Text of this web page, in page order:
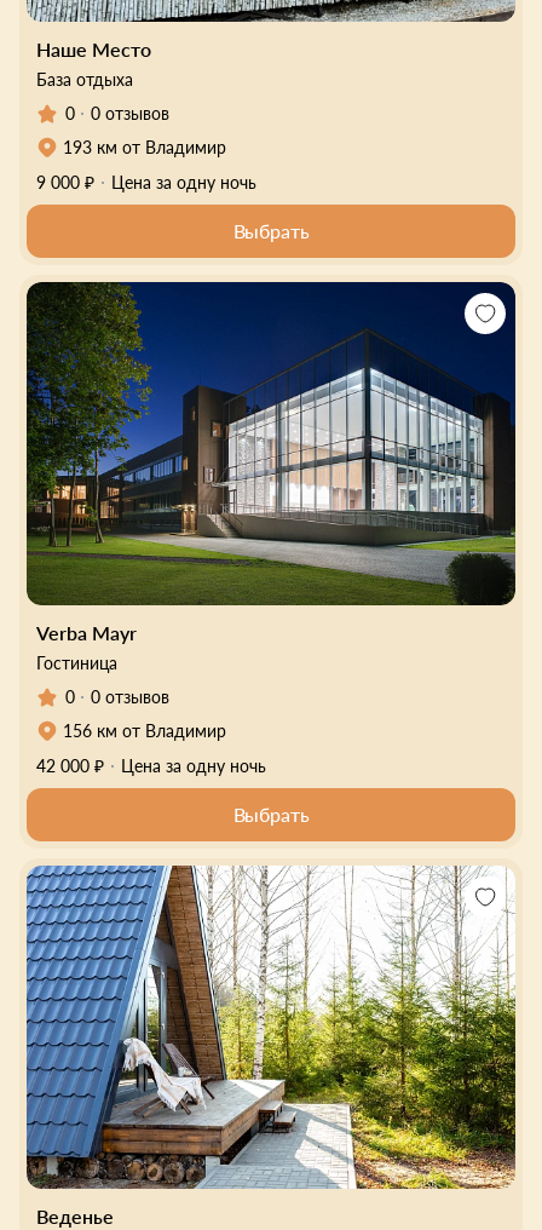
Наше Место
База отдыха
0
0 отзывов
193 км от Владимир
9 000 ₽
Цена за одну ночь
Выбрать
Verba Mayr
Гостиница
0
0 отзывов
156 км от Владимир
42 000 ₽
Цена за одну ночь
Выбрать
Веденье